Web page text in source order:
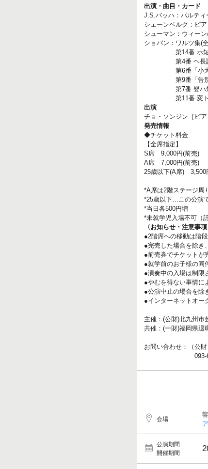
出演・曲目・カード
J.S.バッハ：パルテ
シェーンベルク：ピ
シューマン：ウィー
ショパン：ワルツ集(
第14番 ホ短
第4番 ヘ長調
第6番「小犬の
第9番「告別」
第7番 嬰ハ短
第11番 変ト長
出演
チョ・ソンジン［ピア
発売情報
◆チケット料金
【全席指定】
S席 9,000円(前売)
A席 7,000円(前売)
25歳以下(A席) 3,500
*A席は2階ステージ周
*25歳以下…この公演
*当日各500円増
*未就学児入場不可（
〈お知らせ・注意事項
●2階席への移動は階
●完売した場合を除き
●前売券でチケットが
●就学前のお子様の同
●演奏中の入場は制限
●やむを得ない事情に
●公演中止の場合を除
●インターネットオー
主催：(公財)北九州市
共催：(一財)福岡県退
お問い合わせ：（公
093-663-6661
会場
公演期間
開催期間